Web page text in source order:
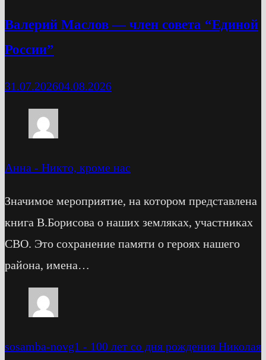
Валерий Маслов — член совета “Единой
России”
31.07.202604.08.2026
Анна - Никто, кроме нас
Значимое мероприятие, на котором представлена
книга В.Борисова о наших земляках, участниках
СВО. Это сохранение памяти о героях нашего
района, имена…
sosamba-novg1 - 100 лет со дня рождения Николая